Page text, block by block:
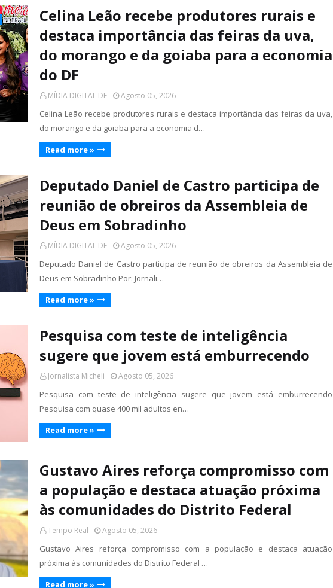
Celina Leão recebe produtores rurais e
destaca importância das feiras da uva,
do morango e da goiaba para a economia
do DF
MÍDIA DIGITAL DF Agosto 05, 2026
Celina Leão recebe produtores rurais e destaca importância das feiras da uva,
do morango e da goiaba para a economia d…
Read more »
Deputado Daniel de Castro participa de
reunião de obreiros da Assembleia de
Deus em Sobradinho
MÍDIA DIGITAL DF Agosto 05, 2026
Deputado Daniel de Castro participa de reunião de obreiros da Assembleia de
Deus em Sobradinho Por: Jornali…
Read more »
Pesquisa com teste de inteligência
sugere que jovem está emburrecendo
Jornalista Micheli Agosto 05, 2026
Pesquisa com teste de inteligência sugere que jovem está emburrecendo
Pesquisa com quase 400 mil adultos en…
Read more »
Gustavo Aires reforça compromisso com
a população e destaca atuação próxima
às comunidades do Distrito Federal
Tempo Real Agosto 05, 2026
Gustavo Aires reforça compromisso com a população e destaca atuação
próxima às comunidades do Distrito Federal …
Read more »